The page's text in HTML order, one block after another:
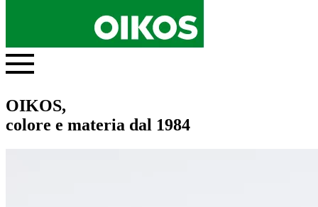
OIKOS,
colore e materia dal 1984